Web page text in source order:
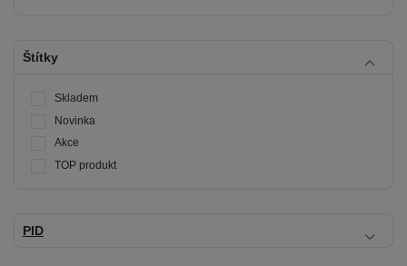
Štítky
Skladem
Novinka
Akce
TOP produkt
PID